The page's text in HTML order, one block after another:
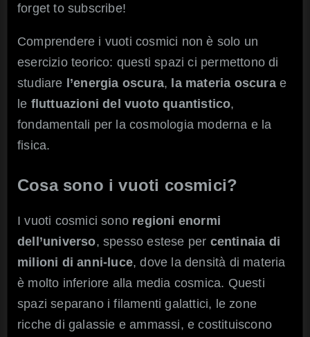
forget to subscribe!
Comprendere i vuoti cosmici non è solo un
esercizio teorico: questi spazi ci permettono di
studiare l’energia oscura, la materia oscurae
le fluttuazioni del vuoto quantistico,
fondamentali per la cosmologia moderna e la
fisica.
Cosa sono i vuoti cosmici?
I vuoti cosmici sono regioni enormi
dell’universo, spesso estese per centinaia di
milioni di anni‑luce, dove la densità di materia
è molto inferiore alla media cosmica. Questi
spazi separano i filamenti galattici, le zone
ricche di galassie e ammassi, e costituiscono